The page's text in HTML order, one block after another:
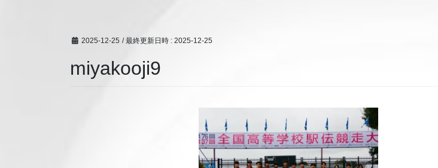
2025-12-25 / 最終更新日時 : 2025-12-25
miyakooji9